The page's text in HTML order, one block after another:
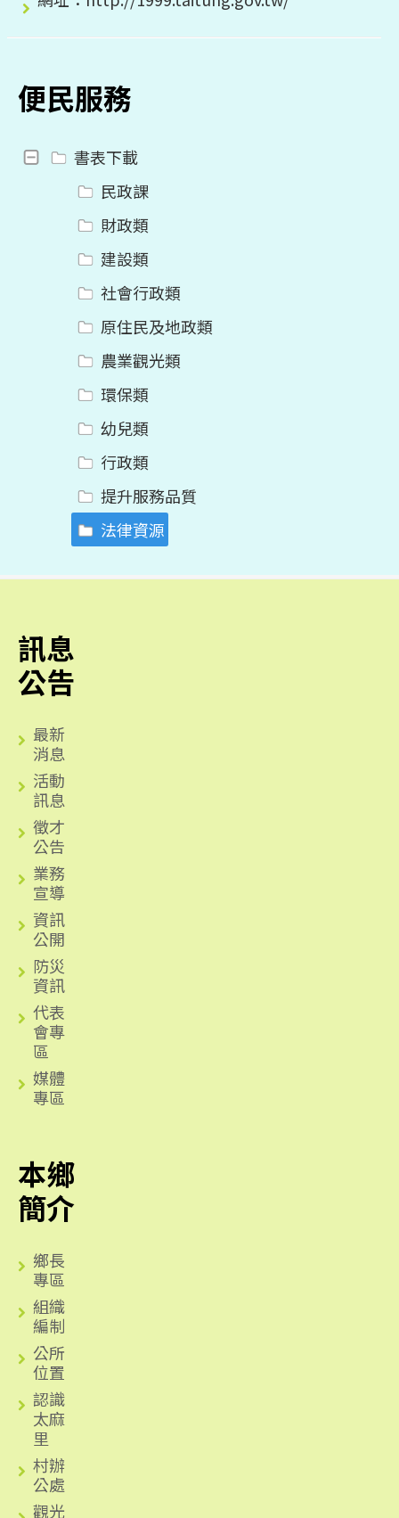
便民服務
書表下載
民政課
財政類
建設類
社會行政類
原住民及地政類
農業觀光類
環保類
幼兒類
行政類
提升服務品質
法律資源
訊息
公告
最新
消息
活動
訊息
徵才
公告
業務
宣導
資訊
公開
防災
資訊
代表
會專
區
媒體
專區
本鄉
簡介
鄉長
專區
組織
編制
公所
位置
認識
太麻
里
村辦
公處
觀光